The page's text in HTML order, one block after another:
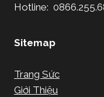
Hotline:
Sitemap
Trang Sức
Giới Thiệu